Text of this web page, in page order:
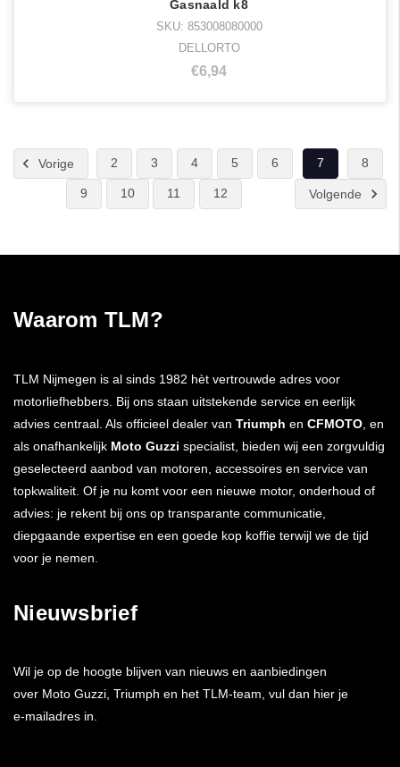
Gasnaald k8
SKU: 853008080000
DELLORTO
€6,94
Vorige 2 3 4 5 6 7 8
9 10 11 12 Volgende
Waarom TLM?
TLM Nijmegen is al sinds 1982 hèt vertrouwde adres voor
motorliefhebbers. Bij ons staan uitstekende service en eerlijk
advies centraal. Als officieel dealer van Triumph en CFMOTO , en
als onafhankelijk Moto Guzzi specialist, bieden wij een zorgvuldig
geselecteerd aanbod van motoren, accessoires en service van
topkwaliteit. Of je nu komt voor een nieuwe motor, onderhoud of
advies: je rekent bij ons op transparante communicatie,
diepgaande expertise en een goede kop koffie terwijl we de tijd
voor je nemen.
Nieuwsbrief
Wil je op de hoogte blijven van nieuws en aanbiedingen
over Moto Guzzi, Triumph en het TLM-team, vul dan hier je
e-mailadres in.